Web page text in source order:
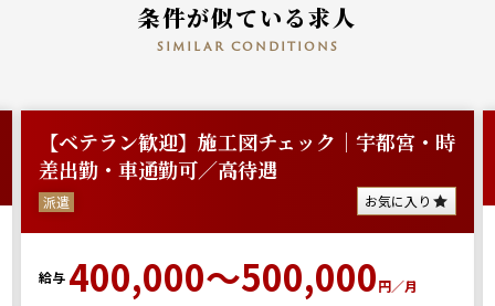
条件が似ている求人
similar conditions
【ベテラン歓迎】施工図チェック｜宇都宮・時
差出勤・車通勤可／高待遇
派遣 お気に入り
給与 400,000～500,000円／月